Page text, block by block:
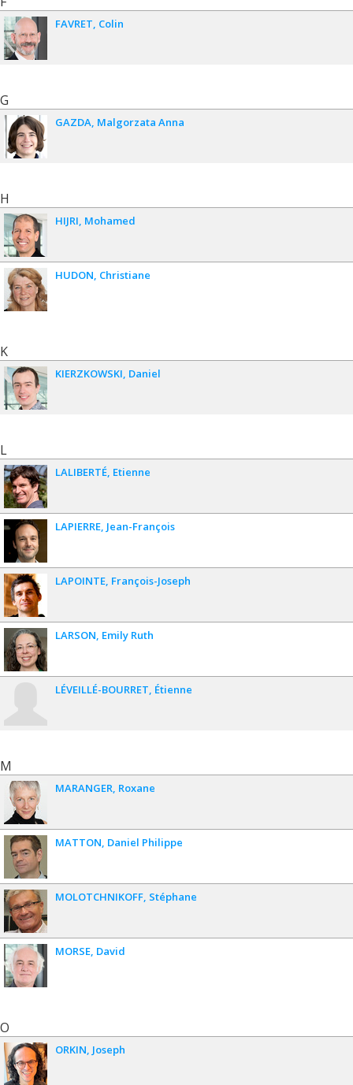
FAVRET Colin
G
GAZDA Malgorzata Anna
H
HIJRI Mohamed
HUDON Christiane
K
KIERZKOWSKI Daniel
L
LALIBERTÉ Etienne
LAPIERRE Jean-François
LAPOINTE François-Joseph
LARSON Emily Ruth
LÉVEILLÉ-BOURRET Étienne
M
MARANGER Roxane
MATTON Daniel Philippe
MOLOTCHNIKOFF Stéphane
MORSE David
O
ORKIN Joseph